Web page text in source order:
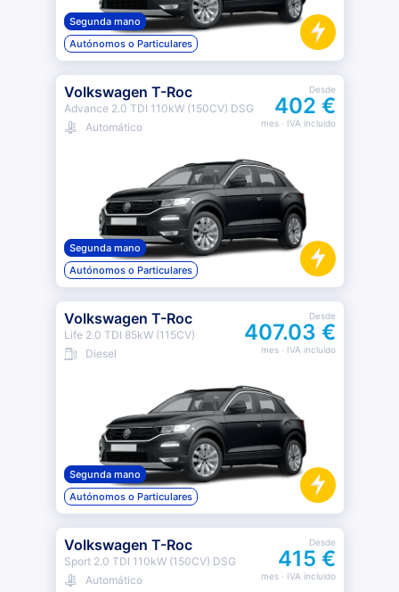
Segunda mano
Autónomos o Particulares
Volkswagen T-Roc
Advance 2.0 TDI 110kW (150CV) DSG
Automático
Desde
402 €
mes· IVA incluido
Segunda mano
Autónomos o Particulares
Volkswagen T-Roc
Life 2.0 TDI 85kW (115CV)
Diesel
Desde
407.03 €
mes· IVA incluido
Segunda mano
Autónomos o Particulares
Volkswagen T-Roc
Sport 2.0 TDI 110kW (150CV) DSG
Automático
Desde
415 €
mes· IVA incluido